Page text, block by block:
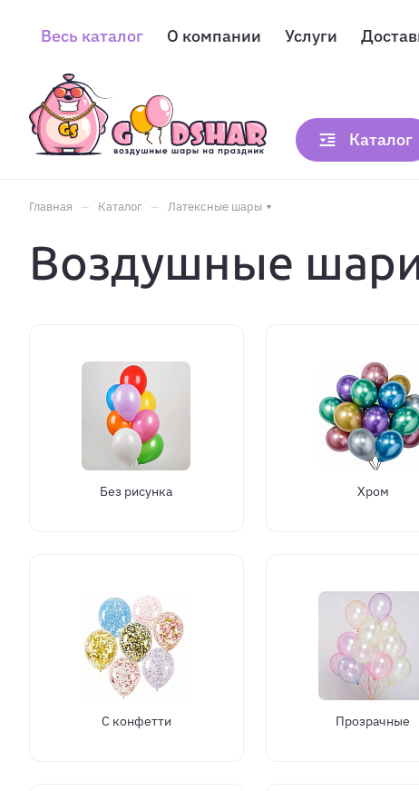
Весь каталог О компании Услуги
Каталог
Главная – Каталог – Латексные шары
Воздушные
Без рисунка Хром
С конфетти Прозрачные